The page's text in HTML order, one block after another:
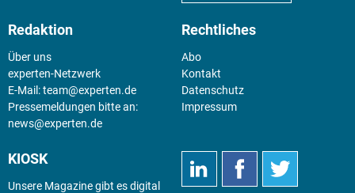
Redaktion
Über uns
experten-Netzwerk
E-Mail:team@experten.de
Pressemeldungen bitte an:
news@experten.de
Rechtliches
Abo
Kontakt
Datenschutz
Impressum
KIOSK
Unsere Magazine gibt es digital